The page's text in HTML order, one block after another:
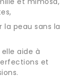
la peau sans la
aide à
et